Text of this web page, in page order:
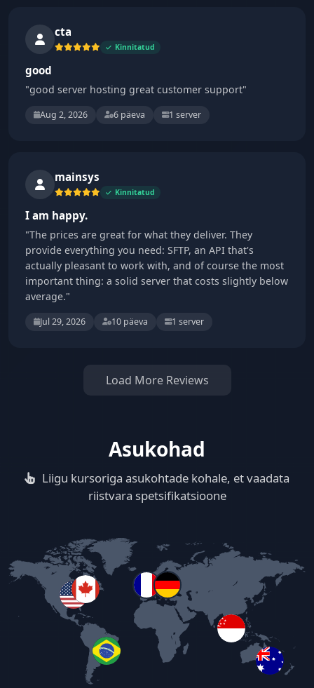
cta
Kinnitatud
good
"good server hosting great customer support"
Aug 2, 2026 6 päeva 1 server
mainsys
Kinnitatud
I am happy.
"The prices are great for what they deliver. They
provide everything you need: SFTP, an API that's
actually pleasant to work with, and of course the most
important thing: a solid server that costs slightly below
average."
Jul 29, 2026 10 päeva 1 server
Load More Reviews
Asukohad
Liigu kursoriga asukohtade kohale, et vaadata
riistvara spetsifikatsioone